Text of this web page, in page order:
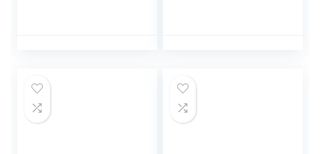
Holiday Game
Indoor Outdoor
Toy met ringen